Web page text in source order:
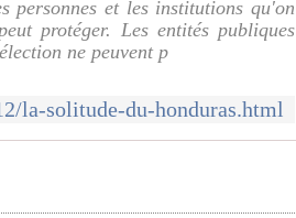
personnes et les institutions qu'on
protéger. Les entités publiques
ne peuvent p
la-solitude-du-honduras.html